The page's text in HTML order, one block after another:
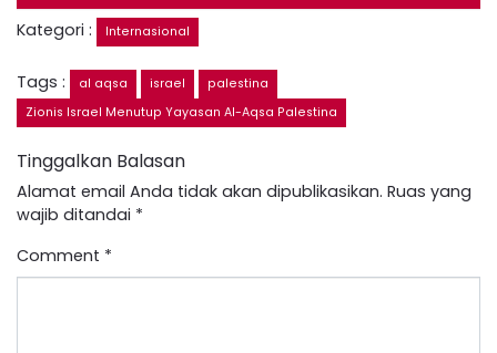
Kategori : Internasional
Tags : al aqsa israel
palestina
Zionis Israel Menutup Yayasan Al-Aqsa Palestina
Tinggalkan Balasan
Alamat email Anda tidak akan dipublikasikan. Ruas yang
wajib ditandai *
Comment *